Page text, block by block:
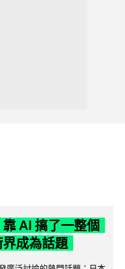
AI 搞了一整個
成為話題